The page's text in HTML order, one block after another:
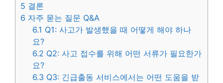
5 결론
6 자주 묻는 질문 Q&A
6.1 Q1: 사고가 발생했을 때 어떻게 해야 하나
요?
6.2 Q2: 사고 접수를 위해 어떤 서류가 필요한가
요?
6.3 Q3: 긴급출동 서비스에서는 어떤 도움을 받